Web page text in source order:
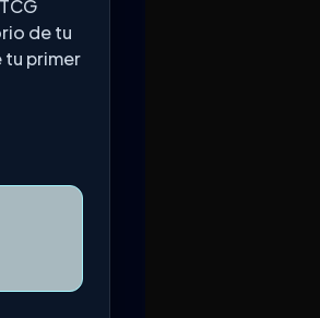
de tu
tu primer